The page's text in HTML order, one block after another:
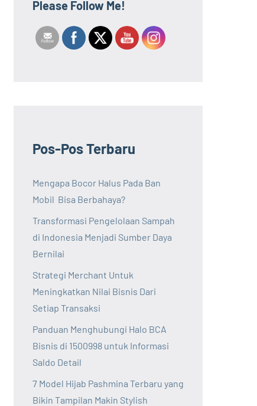
Please Follow Me!
Pos-Pos Terbaru
Mengapa Bocor Halus Pada Ban
Mobil Bisa Berbahaya?
Transformasi Pengelolaan Sampah
di Indonesia Menjadi Sumber Daya
Bernilai
Strategi Merchant Untuk
Meningkatkan Nilai Bisnis Dari
Setiap Transaksi
Panduan Menghubungi Halo BCA
Bisnis di 1500998 untuk Informasi
Saldo Detail
7 Model Hijab Pashmina Terbaru yang
Bikin Tampilan Makin Stylish